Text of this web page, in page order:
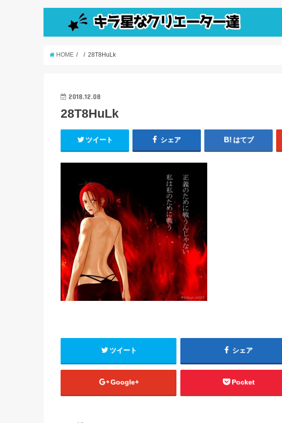
HOME 28T8HuLk
2018.12.08
28T8HuLk
ツイート シェア はてブ
ツイート シェア
Google+ Pocket